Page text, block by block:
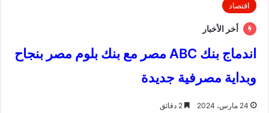
اقتصاد
أخر الأخبار
اندماج بنك ABC مصر مع بنك بلوم مصر بنجاح
وبداية مصرفية جديدة
24 مارس، 2024